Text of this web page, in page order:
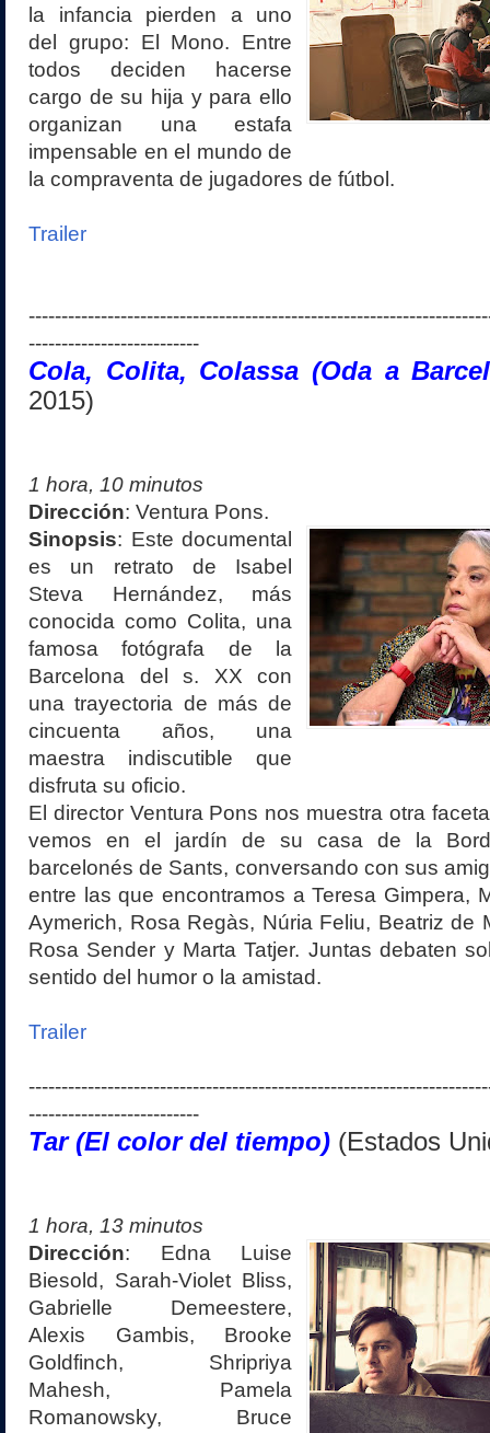
la infancia pierden a uno
del grupo: El Mono. Entre
todos deciden hacerse
cargo de su hija y para ello
organizan una estafa
impensable en el mundo de
la compraventa de jugadores de fútbol.
Trailer
--------------------------
Cola, Colita, Colassa (Oda a
2015)
1 hora, 10 minutos
Dirección: Ventura Pons.
Sinopsis: Este documental
es un retrato de Isabel
Steva Hernández, más
conocida como Colita, una
famosa fotógrafa de la
Barcelona del s. XX con
una trayectoria de más de
cincuenta años, una
maestra indiscutible que
disfruta su oficio.
El director Ventura Pons nos muestra otra
vemos en el jardín de su casa de la
barcelonés de Sants, conversando con sus
entre las que encontramos a Teresa Gimpera,
Aymerich, Rosa Regàs, Núria Feliu, Beatriz de
Rosa Sender y Marta Tatjer. Juntas debaten
sentido del humor o la amistad.
Trailer
--------------------------
Tar (El color del tiempo) (Estados
1 hora, 13 minutos
Dirección: Edna Luise
Biesold, Sarah-Violet Bliss,
Gabrielle Demeestere,
Alexis Gambis, Brooke
Goldfinch, Shripriya
Mahesh, Pamela
Romanowsky, Bruce